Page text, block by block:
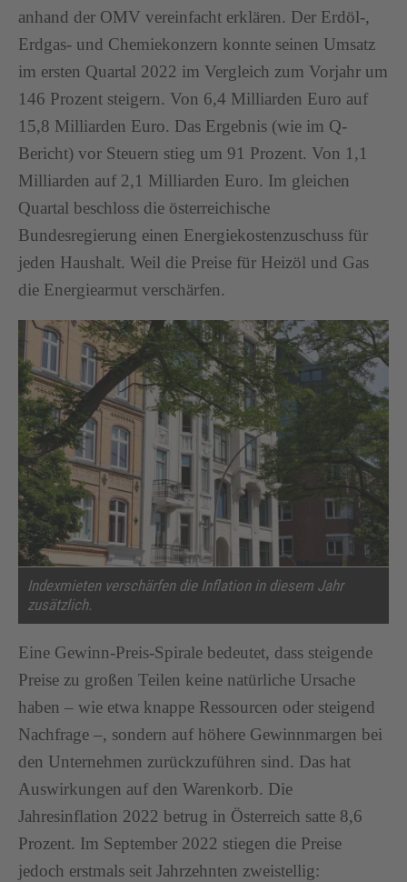
anhand der OMV vereinfacht erklären. Der Erdöl-,
Erdgas- und Chemiekonzern konnte seinen Umsatz
im ersten Quartal 2022 im Vergleich zum Vorjahr um
146 Prozent steigern. Von 6,4 Milliarden Euro auf
15,8 Milliarden Euro. Das Ergebnis (wie im Q-
Bericht) vor Steuern stieg um 91 Prozent. Von 1,1
Milliarden auf 2,1 Milliarden Euro. Im gleichen
Quartal beschloss die österreichische
Bundesregierung einen Energiekostenzuschuss für
jeden Haushalt. Weil die Preise für Heizöl und Gas
die Energiearmut verschärfen.
Indexmieten verschärfen die Inflation in diesem Jahr
zusätzlich.
Eine Gewinn-Preis-Spirale bedeutet, dass steigende
Preise zu großen Teilen keine natürliche Ursache
haben – wie etwa knappe Ressourcen oder steigend
Nachfrage –, sondern auf höhere Gewinnmargen bei
den Unternehmen zurückzuführen sind. Das hat
Auswirkungen auf den Warenkorb. Die
Jahresinflation 2022 betrug in Österreich satte 8,6
Prozent. Im September 2022 stiegen die Preise
jedoch erstmals seit Jahrzehnten zweistellig: